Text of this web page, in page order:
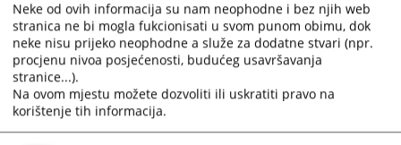
key
to
get
the
keyboard
shortcuts
key
to
get
keyboard
Posebni kolektivni ugovor za zaposlene
u institucijama pravosuđa Republike
Srpske
Zakon o krivičnom postupku Republike
Srpske - izmjene
Neke od ovih informacija su nam neophodne i bez njih web
stranica ne bi mogla fukcionisati u svom punom obimu, dok
neke nisu prijeko neophodne a služe za dodatne stvari (npr.
procjenu nivoa posjećenosti, budućeg usavršavanja
stranice...).
Na ovom mjestu možete dozvoliti ili uskratiti pravo na
korištenje tih informacija.